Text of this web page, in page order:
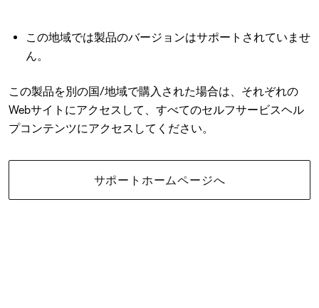
この地域では製品のバージョンはサポートされていませ
ん。
この製品を別の国/地域で購入された場合は、それぞれの
Webサイトにアクセスして、すべてのセルフサービスヘル
プコンテンツにアクセスしてください。
サポートホームページへ